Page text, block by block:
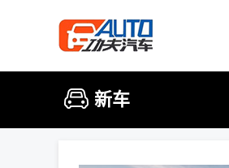
新车